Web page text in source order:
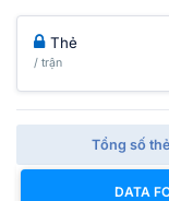
Thẻ
/ trận
Tổng số thẻ
DATA